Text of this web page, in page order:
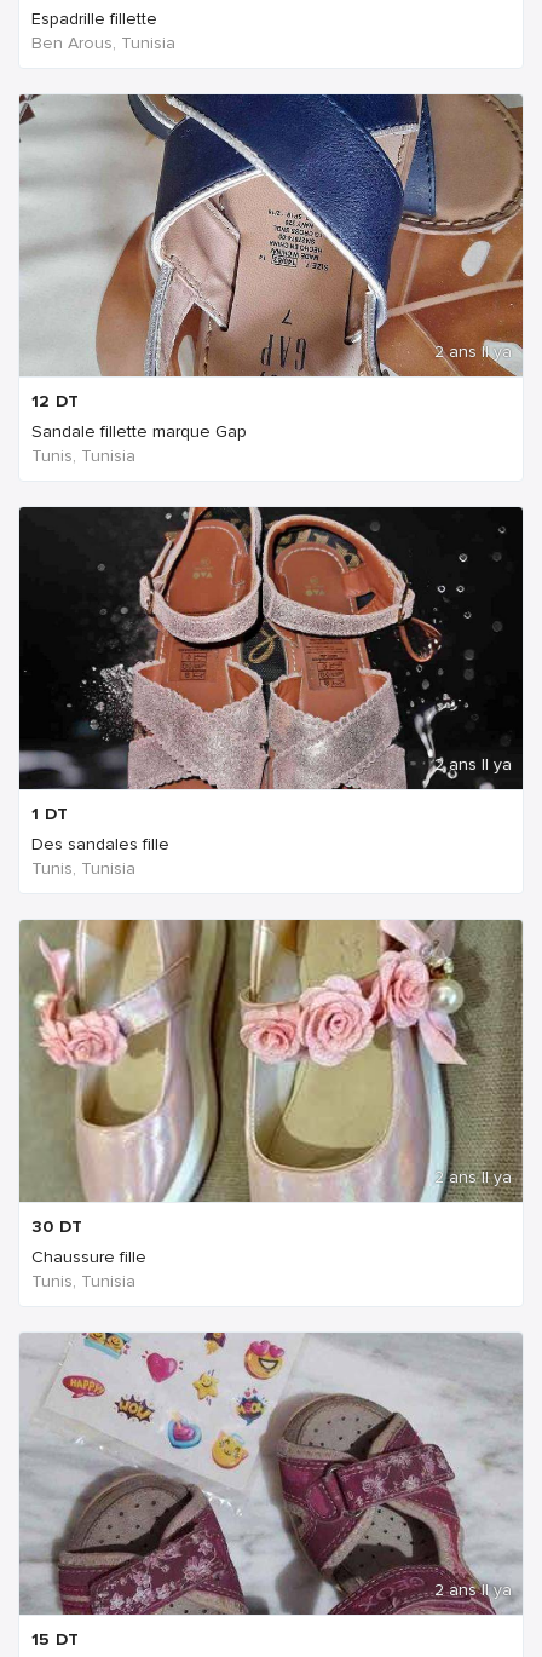
Espadrille fillette
Ben Arous, Tunisia
2 ans Il ya
12 DT
Sandale fillette marque Gap
Tunis, Tunisia
2 ans Il ya
1 DT
Des sandales fille
Tunis, Tunisia
2 ans Il ya
30 DT
Chaussure fille
Tunis, Tunisia
2 ans Il ya
15 DT